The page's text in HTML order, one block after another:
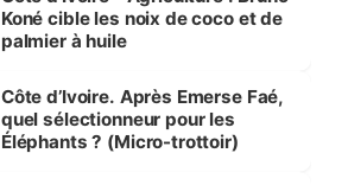
Koné cible les noix de coco et de
palmier à huile
Côte d’Ivoire. Après Emerse Faé,
quel sélectionneur pour les
Éléphants ? (Micro-trottoir)